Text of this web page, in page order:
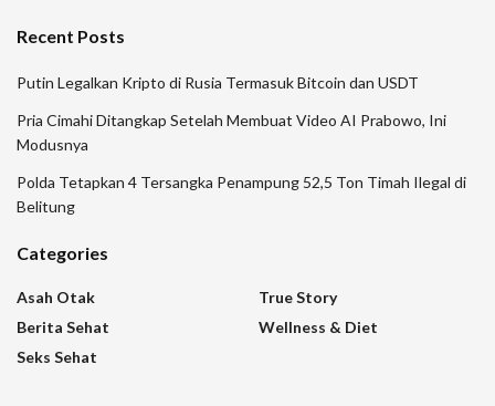
Recent Posts
Putin Legalkan Kripto di Rusia Termasuk Bitcoin dan USDT
Pria Cimahi Ditangkap Setelah Membuat Video AI Prabowo, Ini
Modusnya
Polda Tetapkan 4 Tersangka Penampung 52,5 Ton Timah Ilegal di
Belitung
Categories
Asah Otak
Berita Sehat
Seks Sehat
True Story
Wellness & Diet